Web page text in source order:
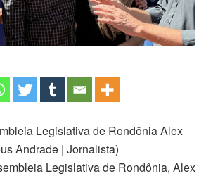
Legislativa de Rondônia Alex
Andrade | Jornalista)
Legislativa de Rondônia, Alex